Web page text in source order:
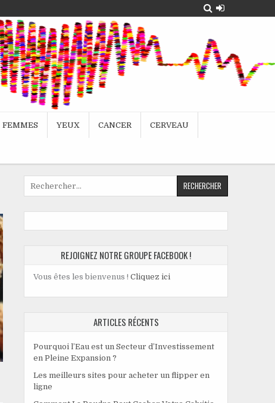
FEMMES YEUX CANCER CERVEAU
REJOIGNEZ NOTRE GROUPE FACEBOOK !
Vous êtes les bienvenus ! Cliquez ici
ARTICLES RÉCENTS
Pourquoi l’Eau est un Secteur d’Investissement
en Pleine Expansion ?
Les meilleurs sites pour acheter un flipper en
ligne